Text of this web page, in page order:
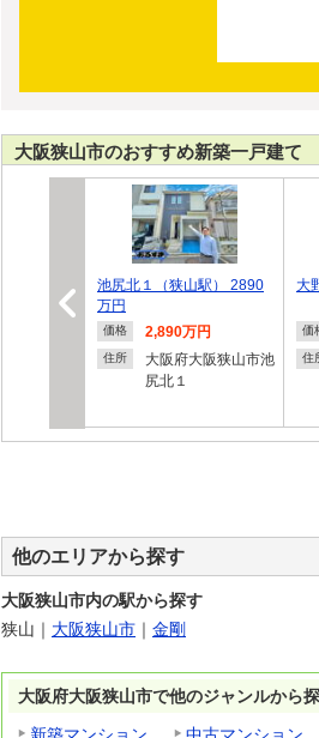
大阪狭山市のおすすめ新築一戸建て
池尻北１（狭山駅） 2890
万円
価格 2,890万円
住所
大阪府大阪狭山市池
尻北１
大
価
住
他のエリアから探す
大阪狭山市内の駅から探す
狭山 ｜ 大阪狭山市 ｜ 金剛
大阪府大阪狭山市で他のジャンルから
新築マンション
中古マンション